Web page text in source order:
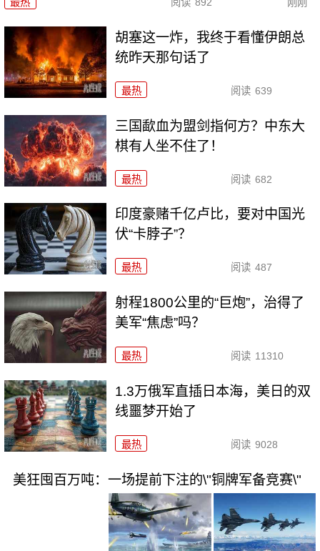
胡塞这一炸，我终于看懂伊朗总
统昨天那句话了
最热 阅读 639
三国歃血为盟剑指何方？中东大
棋有人坐不住了！
最热 阅读 682
印度豪赌千亿卢比，要对中国光
伏“卡脖子”？
最热 阅读 487
射程1800公里的“巨炮”，治得了
美军“焦虑”吗？
最热 阅读 11310
1.3万俄军直插日本海，美日的双
线噩梦开始了
最热 阅读 9028
美狂囤百万吨：一场提前下注的\"铜牌军备竞赛\"